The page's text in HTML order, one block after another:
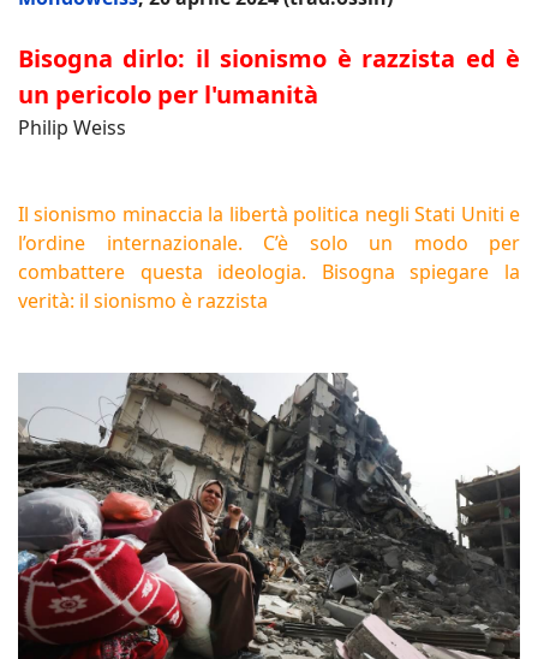
Bisogna dirlo: il sionismo è razzista ed è
un pericolo per l'umanità
Philip Weiss
Il sionismo minaccia la libertà politica negli Stati Uniti e
l’ordine internazionale. C’è solo un modo per
combattere questa ideologia. Bisogna spiegare la
verità: il sionismo è razzista